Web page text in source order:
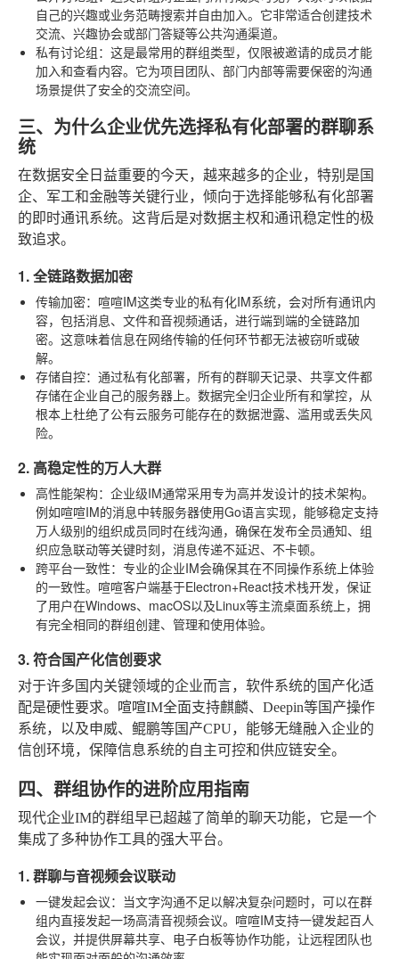
自己的兴趣或业务范畴搜索并自由加入。它非常适合创建技术
交流、兴趣协会或部门答疑等公共沟通渠道。
私有讨论组：这是最常用的群组类型，仅限被邀请的成员才能
加入和查看内容。它为项目团队、部门内部等需要保密的沟通
场景提供了安全的交流空间。
三、为什么企业优先选择私有化部署的群聊系
统
在数据安全日益重要的今天，越来越多的企业，特别是国
企、军工和金融等关键行业，倾向于选择能够私有化部署
的即时通讯系统。这背后是对数据主权和通讯稳定性的极
致追求。
1. 全链路数据加密
传输加密：喧喧IM这类专业的私有化IM系统，会对所有通讯内
容，包括消息、文件和音视频通话，进行端到端的全链路加
密。这意味着信息在网络传输的任何环节都无法被窃听或破
解。
存储自控：通过私有化部署，所有的群聊天记录、共享文件都
存储在企业自己的服务器上。数据完全归企业所有和掌控，从
根本上杜绝了公有云服务可能存在的数据泄露、滥用或丢失风
险。
2. 高稳定性的万人大群
高性能架构：企业级IM通常采用专为高并发设计的技术架构。
例如喧喧IM的消息中转服务器使用Go语言实现，能够稳定支持
万人级别的组织成员同时在线沟通，确保在发布全员通知、组
织应急联动等关键时刻，消息传递不延迟、不卡顿。
跨平台一致性：专业的企业IM会确保其在不同操作系统上体验
的一致性。喧喧客户端基于Electron+React技术栈开发，保证
了用户在Windows、macOS以及Linux等主流桌面系统上，拥
有完全相同的群组创建、管理和使用体验。
3. 符合国产化信创要求
对于许多国内关键领域的企业而言，软件系统的国产化适
配是硬性要求。喧喧IM全面支持麒麟、Deepin等国产操作
系统，以及申威、鲲鹏等国产CPU，能够无缝融入企业的
信创环境，保障信息系统的自主可控和供应链安全。
四、群组协作的进阶应用指南
现代企业IM的群组早已超越了简单的聊天功能，它是一个
集成了多种协作工具的强大平台。
1. 群聊与音视频会议联动
一键发起会议：当文字沟通不足以解决复杂问题时，可以在群
组内直接发起一场高清音视频会议。喧喧IM支持一键发起百人
会议，并提供屏幕共享、电子白板等协作功能，让远程团队也